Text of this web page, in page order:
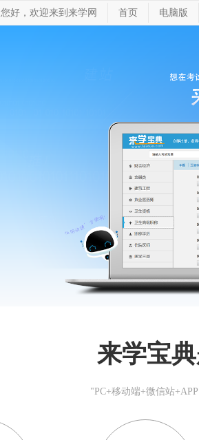
您好，欢迎来到来学网 首页 电脑版
来学宝
"PC+移动端+微信站